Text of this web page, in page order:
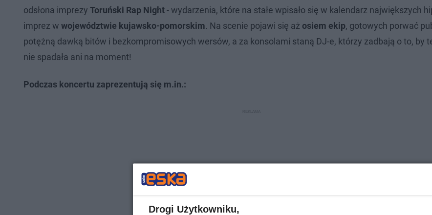
odsłona imprezy Toruński Rap Night- wydarzenia, które na stałe wpisało się w kalendarz największych
imprez w województwie kujawsko-pomorskim. Na scenie pojawi się aż osiem ekip, gotowych porwać
potężną dawką bitów i bezkompromisowych wersów, a za konsolami staną DJ-e, którzy zadbają o to, by
nie spadała ani na moment!
Podczas koncertu zaprezentują się m.in.:
Drogi Użytkowniku,